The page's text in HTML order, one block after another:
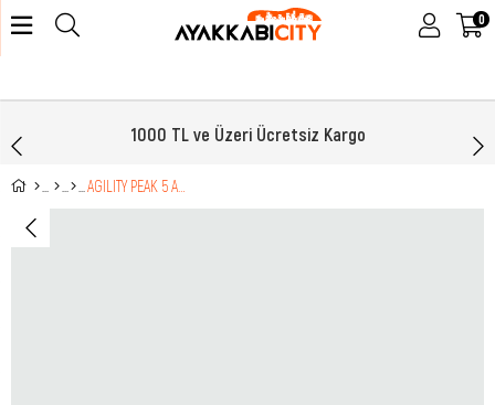
0
1000 TL ve Üzeri Ücretsiz Kargo